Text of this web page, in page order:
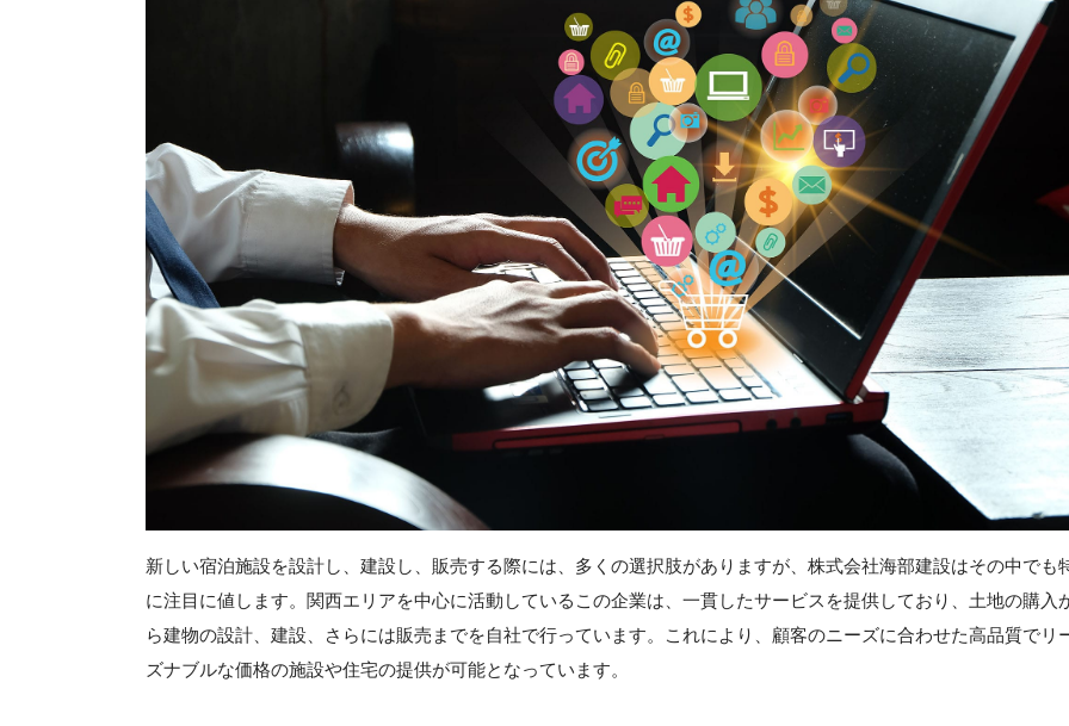
新しい宿泊施設を設計し、建設し、販売する際には、多くの選択肢がありますが、株式会社海部建設はその中でも
に注目に値します。関西エリアを中心に活動しているこの企業は、一貫したサービスを提供しており、土地の購入
ら建物の設計、建設、さらには販売までを自社で行っています。これにより、顧客のニーズに合わせた高品質でリ
ズナブルな価格の施設や住宅の提供が可能となっています。